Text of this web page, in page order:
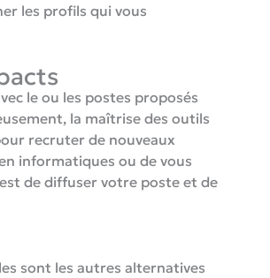
les profils qui vous
le ou les postes proposés
la maîtrise des outils
recruter de nouveaux
informatiques ou de vous
de diffuser votre poste et de
sont les autres alternatives